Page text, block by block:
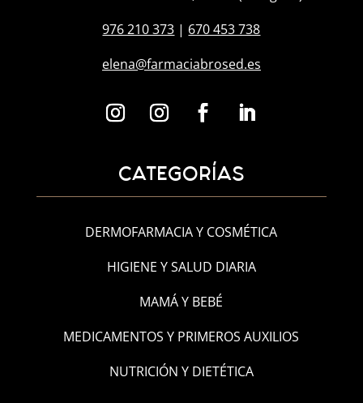
976 210 373 | 670 453 738
elena@farmaciabrosed.es
CATEGORÍAS
DERMOFARMACIA Y COSMÉTICA
HIGIENE Y SALUD DIARIA
MAMÁ Y BEBÉ
MEDICAMENTOS Y PRIMEROS AUXILIOS
NUTRICIÓN Y DIETÉTICA